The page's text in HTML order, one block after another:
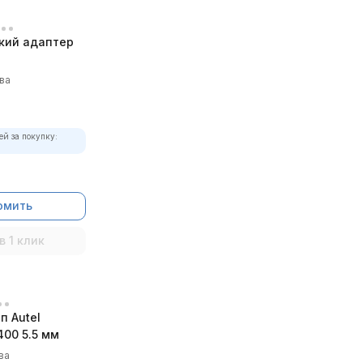
адаптер
за покупку:
1 клик
Autel
5.5 мм